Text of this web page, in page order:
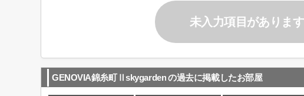
未入力項目があります
GENOVIA錦糸町Ⅱskygarden の過去に掲載したお部屋